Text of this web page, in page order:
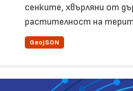
сенките, хвърляни от
растителност на
GeoJSON